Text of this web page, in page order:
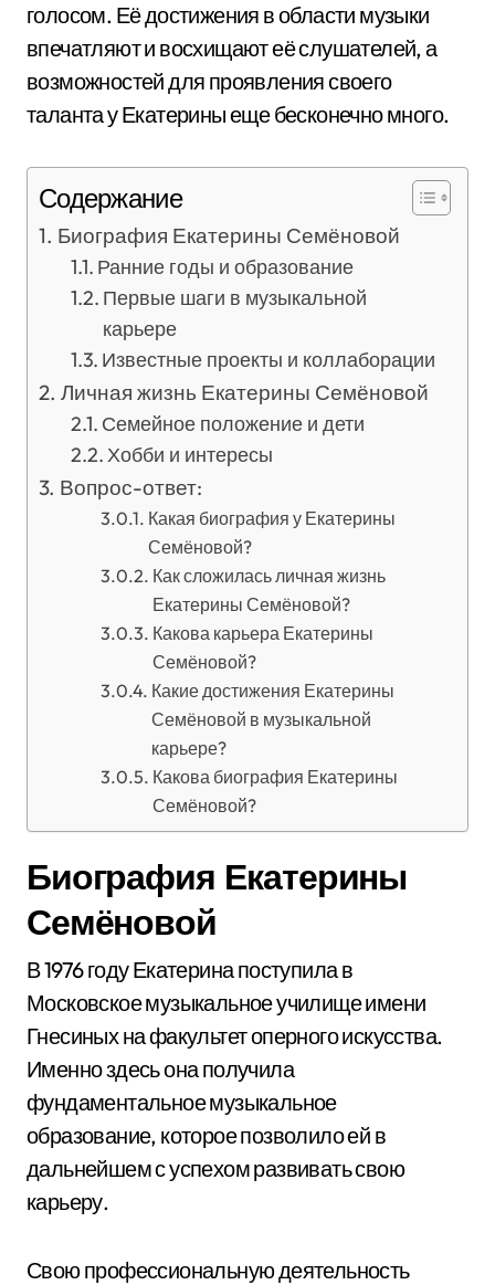
голосом. Её достижения в области музыки
впечатляют и восхищают её слушателей, а
возможностей для проявления своего
таланта у Екатерины еще бесконечно много.
Содержание
Биография Екатерины Семёновой
Ранние годы и образование
Первые шаги в музыкальной
карьере
Известные проекты и коллаборации
Личная жизнь Екатерины Семёновой
Семейное положение и дети
Хобби и интересы
Вопрос-ответ:
Какая биография у Екатерины
Семёновой?
Как сложилась личная жизнь
Екатерины Семёновой?
Какова карьера Екатерины
Семёновой?
Какие достижения Екатерины
Семёновой в музыкальной
карьере?
Какова биография Екатерины
Семёновой?
Биография Екатерины
Семёновой
В 1976 году Екатерина поступила в
Московское музыкальное училище имени
Гнесиных на факультет оперного искусства.
Именно здесь она получила
фундаментальное музыкальное
образование, которое позволило ей в
дальнейшем с успехом развивать свою
карьеру.
Свою профессиональную деятельность